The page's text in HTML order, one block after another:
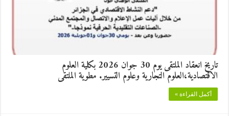
تاريخ انعقاد الملتقى يوم 30 جوان 2026 بكلية العلوم
الاقتصادية،العلوم التجارية وعلوم التسيير. مطوية الملتقى
أكمل القراءة »